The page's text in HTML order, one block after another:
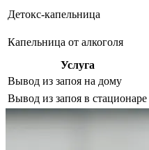
Детокс-капельница
Капельница от алкоголя
Услуга
Вывод из запоя на дому
Вывод из запоя в стационаре